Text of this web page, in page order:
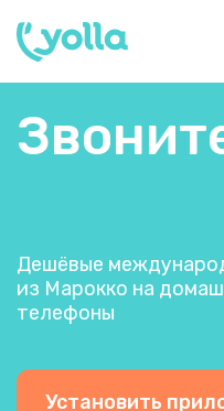
Дешёвые
из Марокко на
телефоны
Установить